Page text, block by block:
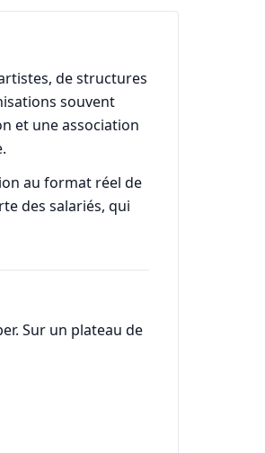
de structures
souvent
et une association
au format réel de
des salariés, qui
Sur un plateau de